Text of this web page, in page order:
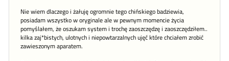
Nie wiem dlaczego i żałuję ogromnie tego chińskiego badziewia,
posiadam wszystko w oryginale ale w pewnym momencie życia
pomyślałem, że oszukam system i trochę zaoszczędzę i zaoszczędziłem..
kilka zaj*bistych, ulotnych i niepowtarzalnych ujęć które chciałem zrobić
zawieszonym aparatem.